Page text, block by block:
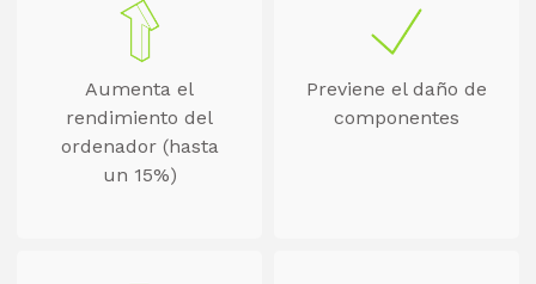
Aumenta el
rendimiento del
ordenador (hasta
un 15%)
Previene el daño de
componentes